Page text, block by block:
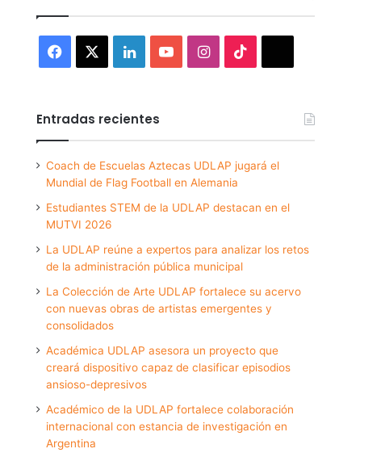
Facebook LinkedInYouTubeInstagram
Entradas recientes
Coach de Escuelas Aztecas UDLAP jugará el
Mundial de Flag Football en Alemania
Estudiantes STEM de la UDLAP destacan en el
MUTVI 2026
La UDLAP reúne a expertos para analizar los retos
de la administración pública municipal
La Colección de Arte UDLAP fortalece su acervo
con nuevas obras de artistas emergentes y
consolidados
Académica UDLAP asesora un proyecto que
creará dispositivo capaz de clasificar episodios
ansioso-depresivos
Académico de la UDLAP fortalece colaboración
internacional con estancia de investigación en
Argentina